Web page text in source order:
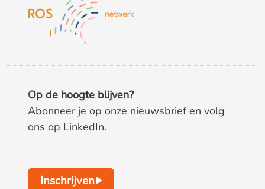
Op de hoogte blijven?
Abonneer je op onze nieuwsbrief en volg
ons op LinkedIn.
Inschrijven